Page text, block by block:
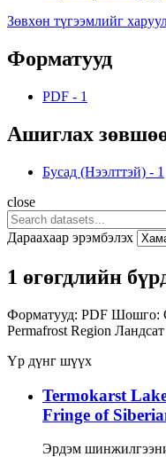
Зөвхөн түгээмлийг
Форматууд
PDF - 1
Ашиглах
Бусад (Нээлттэй) - 1
close
Дараахаар эрэмбэлэх
1 өгөгдлийн
Форматууд: PDF Шошго:
Permafrost Region Ландсат
Үр дүнг шүүх
Termokarst
Fringe of
Эрдэм